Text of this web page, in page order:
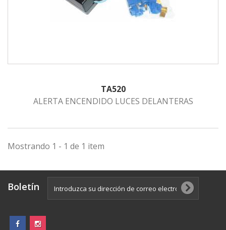
TA520
ALERTA ENCENDIDO LUCES DELANTERAS
Mostrando 1 - 1 de 1 item
Boletín